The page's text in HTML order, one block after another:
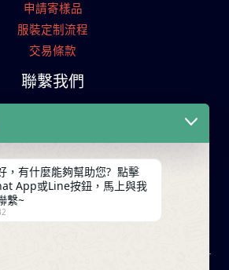
申請寄樣品
服裝定制流程
交易條款
聯繫我們
省廣州市天河工業園
+86 13825254696
大陸成衣工廠，降低您的成本！服裝打
，有什麼能夠幫助您? 點擊
App或Line按鈕，馬上與我
繫~